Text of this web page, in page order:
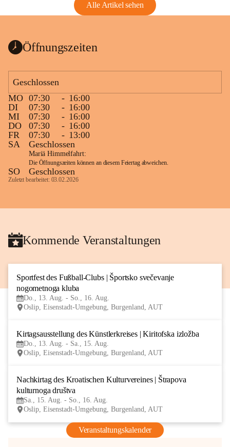
Alle Artikel sehen
Öffnungszeiten
Geschlossen
MO 07:30 - 16:00
DI
07:30 - 16:00
MI
07:30 - 16:00
DO
07:30 - 16:00
FR
07:30 - 13:00
SA
Geschlossen
Mariä Himmelfahrt:
Die Öffnungszeiten können an diesem Feiertag abweichen.
SO Geschlossen
Zuletzt bearbeitet: 03.02.2026
Kommende Veranstaltungen
Sportfest des Fußball-Clubs | Športsko svečevanje
nogometnoga kluba
Do., 13. Aug. - So., 16. Aug.
Oslip, Eisenstadt-Umgebung, Burgenland, AUT
Kirtagsausstellung des Künstlerkreises | Kiritofska izložba
Do., 13. Aug. - Sa., 15. Aug.
Oslip, Eisenstadt-Umgebung, Burgenland, AUT
Nachkirtag des Kroatischen Kulturvereines | Štrapova
kulturnoga društva
Sa., 15. Aug. - So., 16. Aug.
Oslip, Eisenstadt-Umgebung, Burgenland, AUT
Veranstaltungskalender